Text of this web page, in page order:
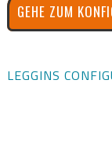
GEHE ZUM
LEGGINS